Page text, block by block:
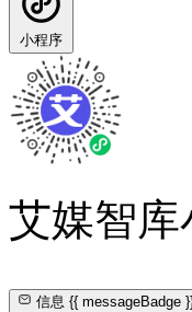
小程序
艾媒智库
信息{{ messageBadge